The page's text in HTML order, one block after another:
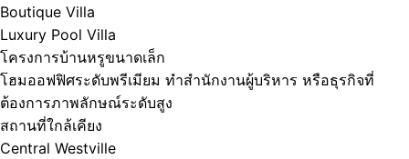
Boutique Villa
Luxury Pool Villa
โครงการบ้านหรูขนาดเล็ก
โฮมออฟฟิศระดับพรีเมียม ทำสำนักงานผู้บริหาร หรือธุรกิจที่
ต้องการภาพลักษณ์ระดับสูง
สถานที่ใกล้เคียง
Central Westville